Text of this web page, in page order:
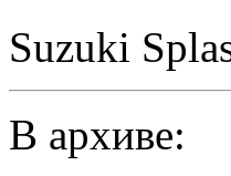
Suzuki
В архиве: